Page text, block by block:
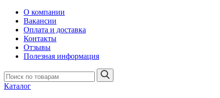
О компании
Вакансии
Оплата и доставка
Контакты
Отзывы
Полезная информация
Каталог